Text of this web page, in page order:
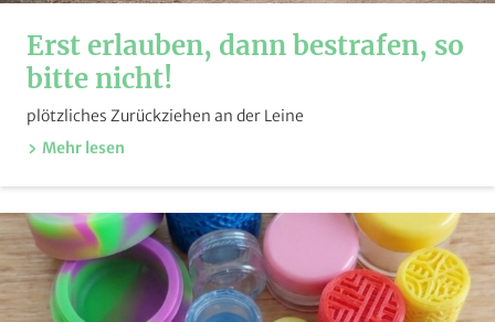
Erst erlauben, dann bestrafen, so
bitte nicht!
plötzliches Zurückziehen an der Leine
Mehr lesen